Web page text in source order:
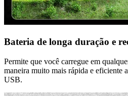
Bateria de longa duração e
Permite que você carregue em
maneira muito mais rápida e eficiente
USB.